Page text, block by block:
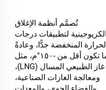
تُصمَّم أنظمة الإغلاق
الكريوجينية لتطبيقات درجات
الحرارة المنخفضة جدًّا، وعادةً
ما تكون أقل من -١٥٠°م، مثل
غاز الطبيعي المسال (LNG)،
ومعالجة الغازات الصناعية،